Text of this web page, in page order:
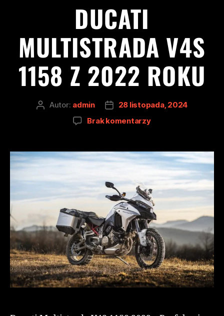
DUCATI
MULTISTRADA V4S
1158 Z 2022 ROKU
Autor: admin
28 listopada, 2024
Brak komentarzy